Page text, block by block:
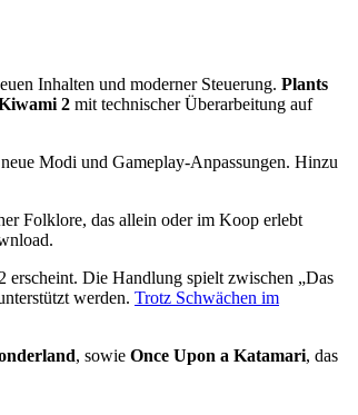
Inhalten und moderner Steuerung. Plants
2 mit technischer Überarbeitung auf
Modi und Gameplay-Anpassungen. Hinzu
Folklore, das allein oder im Koop erlebt
erscheint. Die Handlung spielt zwischen „Das
werden. Trotz Schwächen im
, sowie Once Upon a Katamari, das